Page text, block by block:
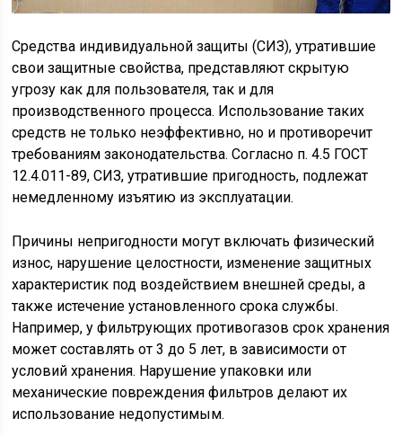
Средства индивидуальной защиты (СИЗ), утратившие
свои защитные свойства, представляют скрытую
угрозу как для пользователя, так и для
производственного процесса. Использование таких
средств не только неэффективно, но и противоречит
требованиям законодательства. Согласно п. 4.5 ГОСТ
12.4.011-89, СИЗ, утратившие пригодность, подлежат
немедленному изъятию из эксплуатации.
Причины непригодности могут включать физический
износ, нарушение целостности, изменение защитных
характеристик под воздействием внешней среды, а
также истечение установленного срока службы.
Например, у фильтрующих противогазов срок хранения
может составлять от 3 до 5 лет, в зависимости от
условий хранения. Нарушение упаковки или
механические повреждения фильтров делают их
использование недопустимым.